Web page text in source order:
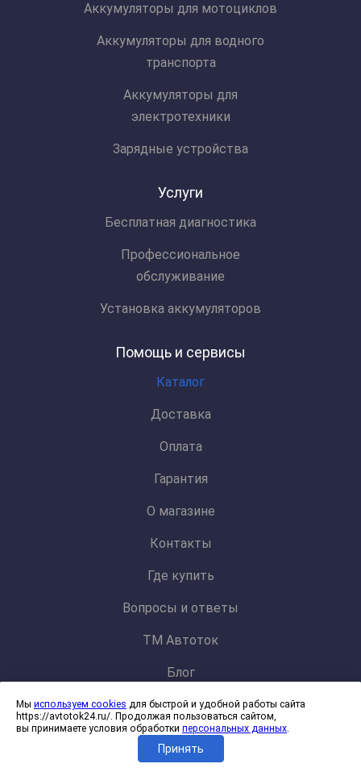
Аккумуляторы для мотоциклов
Аккумуляторы для водного
транспорта
Аккумуляторы для
электротехники
Зарядные устройства
Услуги
Бесплатная диагностика
Профессиональное
обслуживание
Установка аккумуляторов
Помощь и сервисы
Каталог
Доставка
Оплата
Гарантия
О магазине
Контакты
Где купить
Вопросы и ответы
ТМ Автоток
Блог
Политика конфиденциальности и обработки персональных данных
Согласие на обработку файлов cookies
Мы используем cookies для быстрой и удобной работы сайта
https://avtotok24.ru/. Продолжая пользоваться сайтом,
вы принимаете условия обработки персональных данных.
Принять